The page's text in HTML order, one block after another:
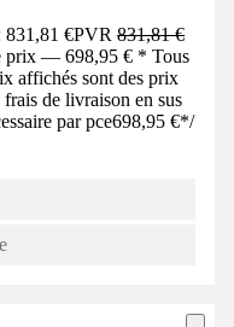
831,81 €PVR831,81 €
prix — 698,95 € * Tous
affichés sont des prix
de livraison en sus
par pce698,95 €*/